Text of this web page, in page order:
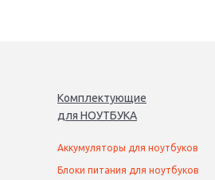
Комплектующие
для НОУТБУКА
Аккумуляторы для ноутбуков
Блоки питания для ноутбуков